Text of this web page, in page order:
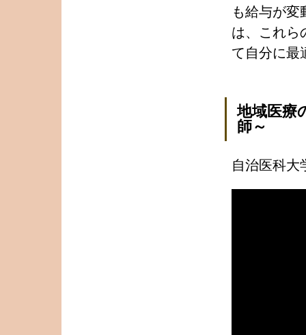
も給与が変
は、これら
て自分に最
地域医療
師～
自治医科大